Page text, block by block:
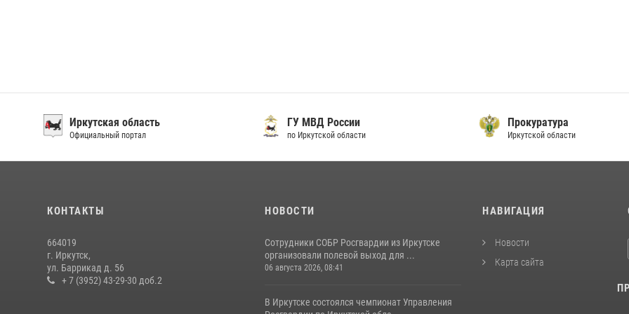
Иркутская область
Официальный портал
ГУ МВД России
по Иркутской области
Прокуратура
Иркутской области
КОНТАКТЫ
664019
г. Иркутск,
ул. Баррикад д. 56
+ 7 (3952) 43-29-30 доб.2
НОВОСТИ
Сотрудники СОБР Росгвардии из Иркутске
организовали полевой выход для ...
06 августа 2026, 08:41
В Иркутске состоялся чемпионат Управления
НАВИГАЦИЯ
Новости
Карта сайта